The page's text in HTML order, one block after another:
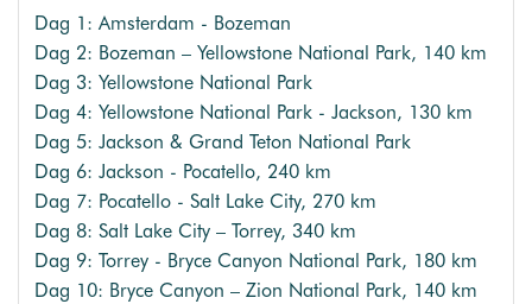
Dag 1: Amsterdam - Bozeman
Dag 2: Bozeman – Yellowstone National Park, 140 km
Dag 3: Yellowstone National Park
Dag 4: Yellowstone National Park - Jackson, 130 km
Dag 5: Jackson & Grand Teton National Park
Dag 6: Jackson - Pocatello, 240 km
Dag 7: Pocatello - Salt Lake City, 270 km
Dag 8: Salt Lake City – Torrey, 340 km
Dag 9: Torrey - Bryce Canyon National Park, 180 km
Dag 10: Bryce Canyon – Zion National Park, 140 km